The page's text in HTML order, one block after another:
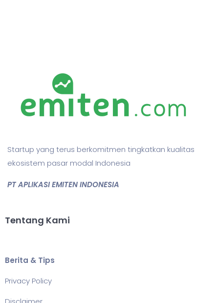
Startup yang terus berkomitmen tingkatkan kualitas
ekosistem pasar modal Indonesia
PT APLIKASI EMITEN INDONESIA
Tentang Kami
Berita & Tips
Privacy Policy